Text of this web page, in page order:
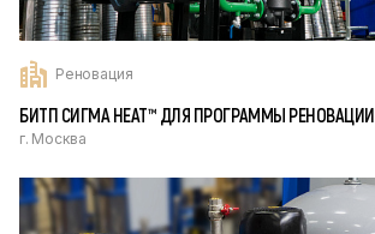
Реновация
БИТП СИГМА HEAT™ ДЛЯ ПРОГРАММЫ РЕНОВАЦИИ
г. Москва